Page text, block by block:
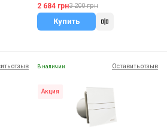
2 684 грн3 200 грн
Купить
отзыв В наличии Оставить отзыв
Акция